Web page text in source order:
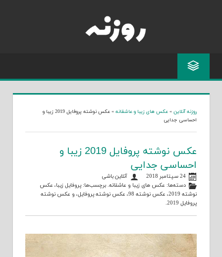
روزنه آنلاین » عکس های زیبا و عاشقانه »
عکس نوشته پروفایل 2019 زیبا و
احساسی جدایی
عکس نوشته پروفایل 2019 زیبا و
احساسی جدایی
24 سپتامبر 2018
آنلاین باشی
دسته‌ها: عکس های زیبا و عاشقانه. برچسب‌ها:پروفایل زیبا، عکس
نوشته 2019
، عکس نوشته 98 ، عکس نوشته پروفایل، و عکس نوشته
پروفایل 2019
.